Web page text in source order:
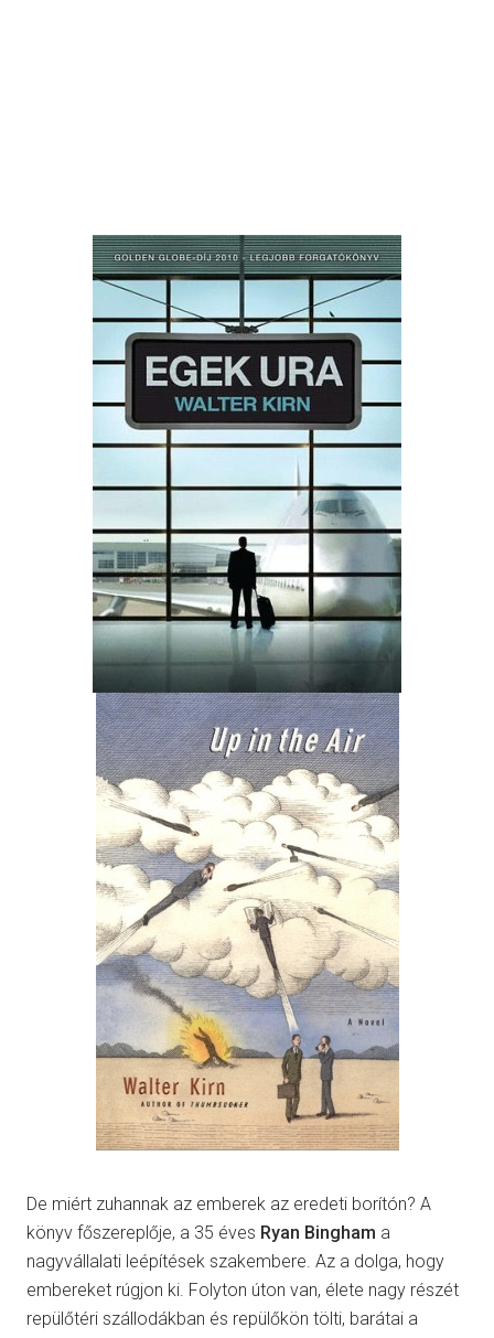
De miért zuhannak az emberek az eredeti borítón? A
könyv főszereplője, a 35 éves Ryan Bingham a
nagyvállalati leépítések szakembere. Az a dolga, hogy
embereket rúgjon ki. Folyton úton van, élete nagy részét
repülőtéri szállodákban és repülőkön tölti, barátai a